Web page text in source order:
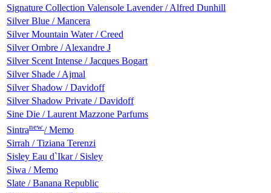
Signature Collection Valensole Lavender / Alfred Dunhill
Silver Blue / Mancera
Silver Mountain Water / Creed
Silver Ombre / Alexandre J
Silver Scent Intense / Jacques Bogart
Silver Shade / Ajmal
Silver Shadow / Davidoff
Silver Shadow Private / Davidoff
Sine Die / Laurent Mazzone Parfums
Sintranew/ Memo
Sirrah / Tiziana Terenzi
Sisley Eau d`Ikar / Sisley
Siwa / Memo
Slate / Banana Republic